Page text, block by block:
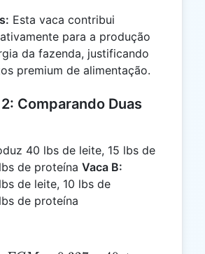
Esta vaca contribui
para a produção
da fazenda, justificando
premium de alimentação.
Comparando Duas
40 lbs de leite, 15 lbs de
de proteína Vaca B:
de leite, 10 lbs de
de proteína